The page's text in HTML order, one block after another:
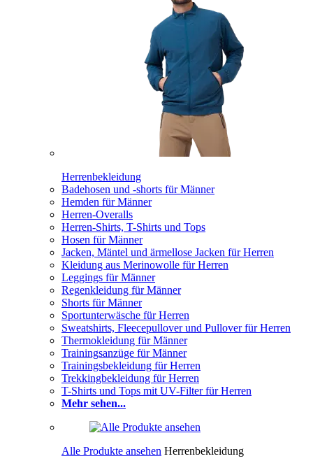
Herrenbekleidung
Badehosen und -shorts für Männer
Hemden für Männer
Herren-Overalls
Herren-Shirts, T-Shirts und Tops
Hosen für Männer
Jacken, Mäntel und ärmellose Jacken für Herren
Kleidung aus Merinowolle für Herren
Leggings für Männer
Regenkleidung für Männer
Shorts für Männer
Sportunterwäsche für Herren
Sweatshirts, Fleecepullover und Pullover für Herren
Thermokleidung für Männer
Trainingsanzüge für Männer
Trainingsbekleidung für Herren
Trekkingbekleidung für Herren
T-Shirts und Tops mit UV-Filter für Herren
Mehr sehen...
Alle Produkte ansehen Herrenbekleidung